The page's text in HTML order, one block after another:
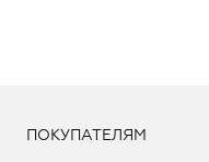
ПОКУПАТЕЛЯМ